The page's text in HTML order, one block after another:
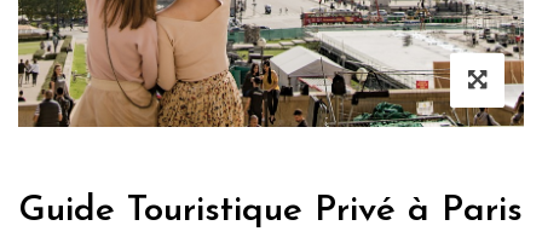
Guide Touristique Privé à Paris